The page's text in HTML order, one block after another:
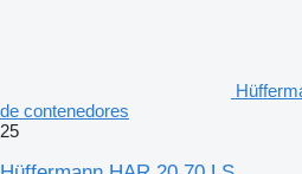
de contenedores
25